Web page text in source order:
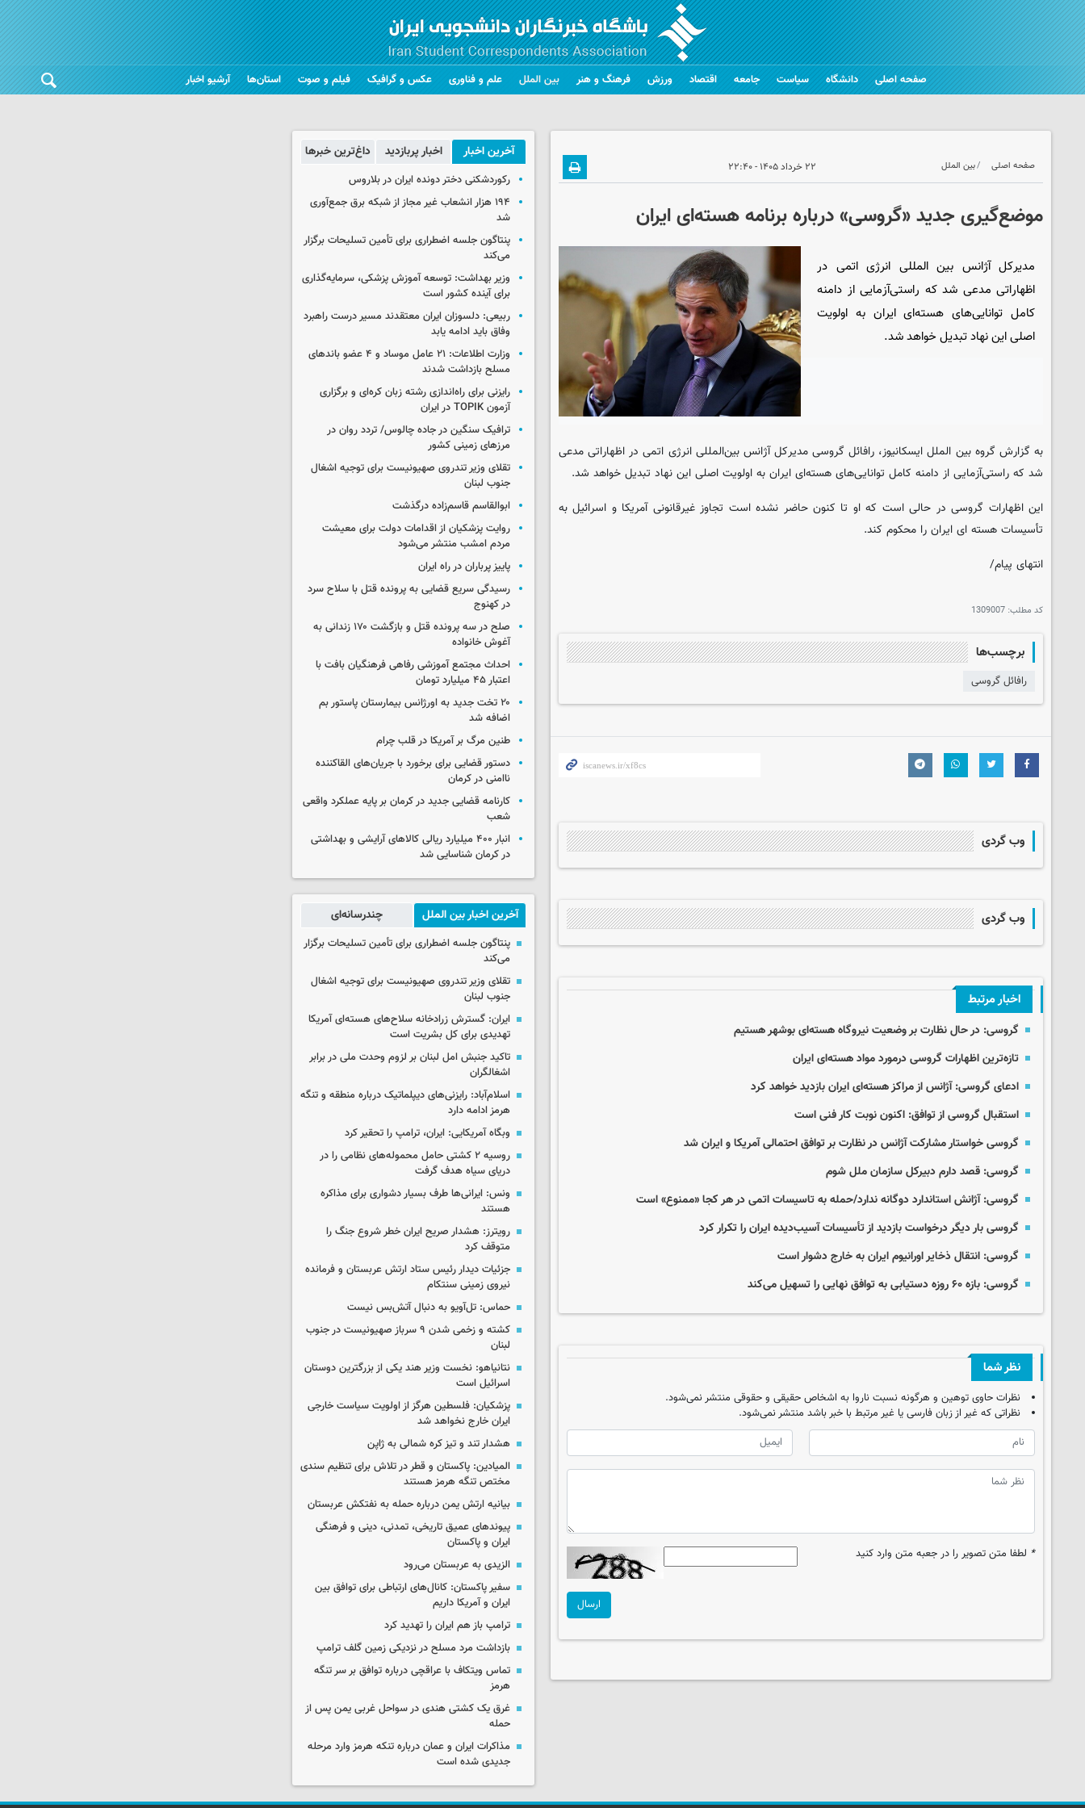
صفحه اصلی دانشگاه سیاست جامعه اقتصاد ورزش فرهنگ و هنر بین الملل علم و فناوری عکس و گرافیک فیلم و صوت استان‌ها آرشیو اخبار
صفحه اصلی بین الملل ۲۲ خرداد ۱۴۰۵ - ۲۲:۴۰
موضع‌گیری جدید «گروسی» درباره برنامه هسته‌ای ایران
مدیرکل آژانس بین المللی انرژی اتمی در
اظهاراتی مدعی شد که راستی‌آزمایی از دامنه
کامل توانایی‌های هسته‌ای ایران به اولویت
اصلی این نهاد تبدیل خواهد شد.
به گزارش گروه بین الملل ایسکانیوز، رافائل گروسی مدیرکل آژانس بین‌المللی انرژی اتمی در اظهاراتی مدعی
شد که راستی‌آزمایی از دامنه کامل توانایی‌های هسته‌ای ایران به اولویت اصلی این نهاد تبدیل خواهد شد.
این اظهارات گروسی در حالی است که او تا کنون حاضر نشده است تجاوز غیرقانونی آمریکا و اسرائیل به
تأسیسات هسته ای ایران را محکوم کند.
انتهای پیام/
کد مطلب: 1309007
برچسب‌ها
رافائل گروسی
وب گردی
وب گردی
اخبار مرتبط
گروسی: در حال نظارت بر وضعیت نیروگاه هسته‌ای بوشهر هستیم
تازه‌ترین اظهارات گروسی درمورد مواد هسته‌ای ایران
ادعای گروسی: آژانس از مراکز هسته‌ای ایران بازدید خواهد کرد
استقبال گروسی از توافق: اکنون نوبت کار فنی است
گروسی خواستار مشارکت آژانس در نظارت بر توافق احتمالی آمریکا و ایران شد
گروسی: قصد دارم دبیرکل سازمان ملل شوم
گروسی: آژانش استاندارد دوگانه ندارد/حمله به تاسیسات اتمی در هر کجا «ممنوع» است
گروسی بار دیگر درخواست بازدید از تأسیسات آسیب‌دیده ایران را تکرار کرد
گروسی: انتقال ذخایر اورانیوم ایران به خارج دشوار است
گروسی: بازه ۶۰ روزه دستیابی به توافق نهایی را تسهیل می‌کند
نظر شما
نظرات حاوی توهین و هرگونه نسبت ناروا به اشخاص حقیقی و حقوقی منتشر نمی‌شود.
نظراتی که غیر از زبان فارسی یا غیر مرتبط با خبر باشد منتشر نمی‌شود.
* لطفا متن تصویر را در جعبه متن وارد کنید
ارسال
آخرین اخبار اخبار پربازدید داغ‌ترین خبرها
رکوردشکنی دختر دونده ایران در بلاروس
۱۹۴ هزار انشعاب غیر مجاز از شبکه برق جمع‌آوری
شد
پنتاگون جلسه اضطراری برای تأمین تسلیحات برگزار
می‌کند
وزیر بهداشت: توسعه آموزش پزشکی، سرمایه‌گذاری
برای آینده کشور است
ربیعی: دلسوزان ایران معتقدند مسیر درست راهبرد
وفاق باید ادامه یابد
وزارت اطلاعات: ۲۱ عامل موساد و ۴ عضو باندهای
مسلح بازداشت شدند
رایزنی برای راه‌اندازی رشته زبان کره‌ای و برگزاری
آزمون TOPIK در ایران
ترافیک سنگین در جاده چالوس/ تردد روان در
مرزهای زمینی کشور
تقلای وزیر تندروی صهیونیست برای توجیه اشغال
جنوب لبنان
ابوالقاسم قاسم‌زاده درگذشت
روایت پزشکیان از اقدامات دولت برای معیشت
مردم امشب منتشر می‌شود
پاییز پرباران در راه ایران
رسیدگی سریع قضایی به پرونده قتل با سلاح سرد
در کهنوج
صلح در سه پرونده قتل و بازگشت ۱۷۰ زندانی به
آغوش خانواده
احداث مجتمع آموزشی رفاهی فرهنگیان بافت با
اعتبار ۴۵ میلیارد تومان
۲۰ تخت جدید به اورژانس بیمارستان پاستور بم
اضافه شد
طنین مرگ بر آمریکا در قلب چرام
دستور قضایی برای برخورد با جریان‌های القاکننده
ناامنی در کرمان
کارنامه قضایی جدید در کرمان بر پایه عملکرد واقعی
شعب
انبار ۴۰۰ میلیارد ریالی کالاهای آرایشی و بهداشتی
در کرمان شناسایی شد
آخرین اخبار بین الملل چندرسانه‌ای
پنتاگون جلسه اضطراری برای تأمین تسلیحات برگزار
می‌کند
تقلای وزیر تندروی صهیونیست برای توجیه اشغال
جنوب لبنان
ایران: گسترش زرادخانه سلاح‌های هسته‌ای آمریکا
تهدیدی برای کل بشریت است
تاکید جنبش امل لبنان بر لزوم وحدت ملی در برابر
اشغالگران
اسلام‌آباد: رایزنی‌های دیپلماتیک درباره منطقه و تنگه
هرمز ادامه دارد
وبگاه آمریکایی: ایران، ترامپ را تحقیر کرد
روسیه ۲ کشتی حامل محموله‌های نظامی را در
دریای سیاه هدف گرفت
ونس: ایرانی‌ها طرف بسیار دشواری برای مذاکره
هستند
رویترز: هشدار صریح ایران خطر شروع جنگ را
متوقف کرد
جزئیات دیدار رئیس ستاد ارتش عربستان و فرمانده
نیروی زمینی سنتکام
حماس: تل‌آویو به دنبال آتش‌بس نیست
کشته و زخمی شدن ۹ سرباز صهیونیست در جنوب
لبنان
نتانیاهو: نخست وزیر هند یکی از بزرگترین دوستان
اسرائیل است
پزشکیان: فلسطین هرگز از اولویت سیاست خارجی
ایران خارج نخواهد شد
هشدار تند و تیز کره شمالی به ژاپن
المیادین: پاکستان و قطر در تلاش برای تنظیم سندی
مختص تنگه هرمز هستند
بیانیه ارتش یمن درباره حمله به نفتکش عربستان
پیوندهای عمیق تاریخی، تمدنی، دینی و فرهنگی
ایران و پاکستان
الزیدی به عربستان می‌رود
سفیر پاکستان: کانال‌های ارتباطی برای توافق بین
ایران و آمریکا داریم
ترامپ باز هم ایران را تهدید کرد
بازداشت مرد مسلح در نزدیکی زمین گلف ترامپ
تماس ویتکاف با عراقچی درباره توافق بر سر تنگه
هرمز
غرق یک کشتی هندی در سواحل غربی یمن پس از
حمله
مذاکرات ایران و عمان درباره تنکه هرمز وارد مرحله
جدیدی شده است